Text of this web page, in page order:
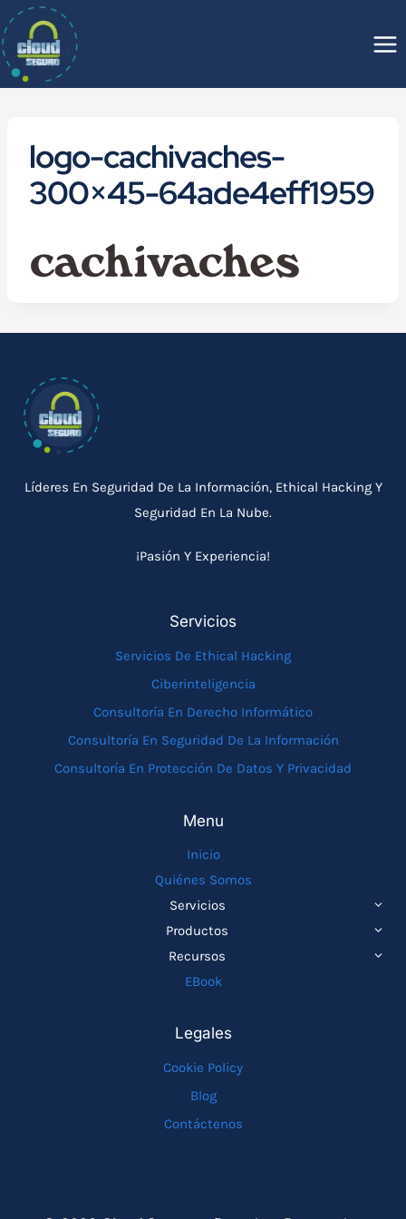
Saltar
al
contenido
logo-cachivaches-
300×45-64ade4eff1959
Líderes En Seguridad De La Información, Ethical Hacking Y
Seguridad En La Nube.
¡Pasión Y Experiencia!
Servicios
Servicios De Ethical Hacking
Ciberinteligencia
Consultoría En Derecho Informático
Consultoría En Seguridad De La Información
Consultoría En Protección De Datos Y Privacidad
Menu
Inicio
Quiénes Somos
Servicios
HIJO
Productos
HIJO
Recursos
EBook
Legales
Cookie Policy
Blog
Contáctenos